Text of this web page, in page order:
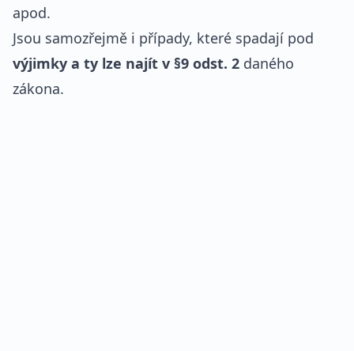
apod.
Jsou samozřejmě i případy, které spadají pod
výjimky a ty lze najít v §9 odst. 2 daného
zákona.